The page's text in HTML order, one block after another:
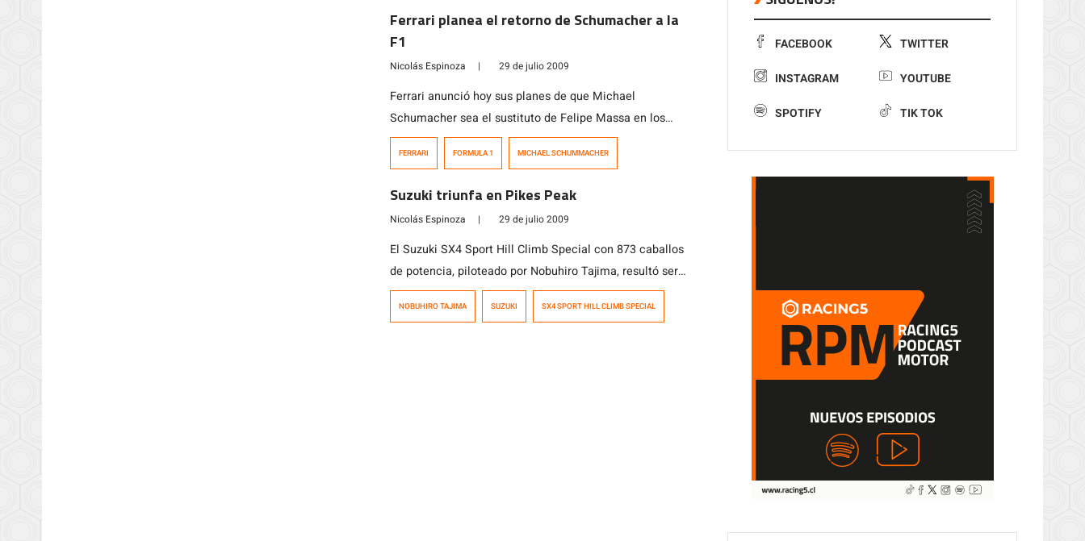
Ferrari planea el retorno de Schumacher a la
F1
Nicolás Espinoza | 29 de julio 2009
Ferrari anunció hoy sus planes de que Michael
Schumacher sea el sustituto de Felipe Massa en los
próximos grandes premios de Fórmula 1 hasta que el
Fórmula 1 a fines de 2006 se incorporará a un
entrenamiento especial […]
FERRARI FORMULA 1 MICHAEL SCHUMMACHER
Suzuki triunfa en Pikes Peak
Nicolás Espinoza | 29 de julio 2009
El Suzuki SX4 Sport Hill Climb Special con 873 caballos
de potencia, piloteado por Nobuhiro Tajima, resultó ser
el legítimo vencedor de una nueva versión de la
NOBUHIRO TAJIMA SUZUKI SX4 SPORT HILL CLIMB SPECIAL
FACEBOOK TWITTER
INSTAGRAM YOUTUBE
SPOTIFY TIK TOK